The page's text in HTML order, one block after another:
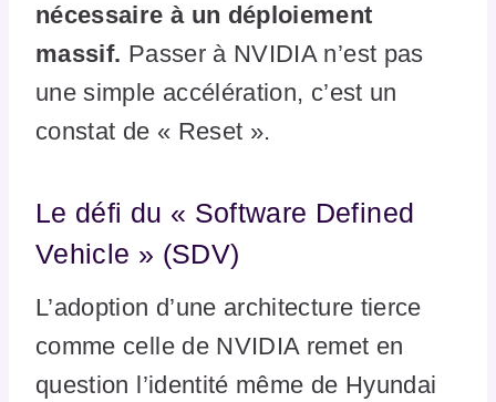
nécessaire à un déploiement
massif. Passer à NVIDIA n’est pas
une simple accélération, c’est un
constat de « Reset ».
Le défi du « Software Defined
Vehicle » (SDV)
L’adoption d’une architecture tierce
comme celle de NVIDIA remet en
question l’identité même de Hyundai